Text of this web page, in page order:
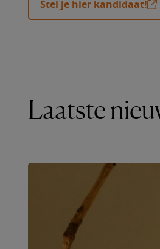
Stel je hier kandidaat!
Laatste